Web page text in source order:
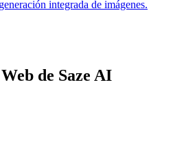
integrada de imágenes.
de Saze AI